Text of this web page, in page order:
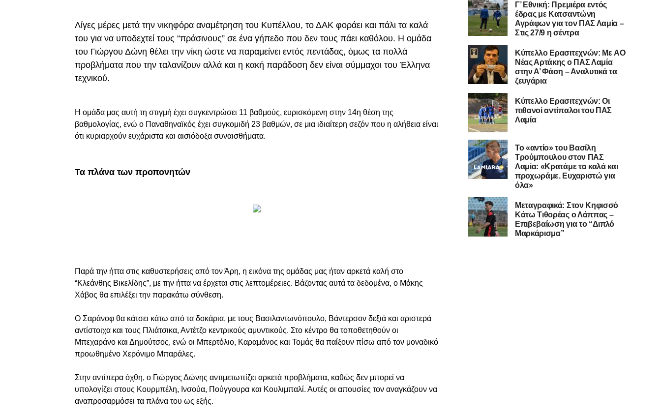
Λίγες μέρες μετά την νικηφόρα αναμέτρηση του Κυπέλλου, το ΔΑΚ φοράει και πάλι τα καλά
του για να υποδεχτεί τους “πράσινους” σε ένα γήπεδο που δεν τους πάει καθόλου. Η ομάδα
του Γιώργου Δώνη θέλει την νίκη ώστε να παραμείνει εντός πεντάδας, όμως τα πολλά
προβλήματα που την ταλανίζουν αλλά και η κακή παράδοση δεν είναι σύμμαχοι του Έλληνα
τεχνικού.
Η ομάδα μας αυτή τη στιγμή έχει συγκεντρώσει 11 βαθμούς, ευρισκόμενη στην 14η θέση της
βαθμολογίας, ενώ ο Παναθηναϊκός έχει συγκομιδή 23 βαθμών, σε μια ιδιαίτερη σεζόν που η αλήθεια είναι
ότι κυριαρχούν ευχάριστα και αισιόδοξα συναισθήματα.
Τα πλάνα των προπονητών
Παρά την ήττα στις καθυστερήσεις από τον Άρη, η εικόνα της ομάδας μας ήταν αρκετά καλή στο
“Κλεάνθης Βικελίδης”, με την ήττα να έρχεται στις λεπτομέρειες. Βάζοντας αυτά τα δεδομένα, ο Μάκης
Χάβος θα επιλέξει την παρακάτω σύνθεση.
Ο Σαράνοφ θα κάτσει κάτω από τα δοκάρια, με τους Βασιλαντωνόπουλο, Βάντερσον δεξιά και αριστερά
αντίστοιχα και τους Πλιάτσικα, Αντέτζο κεντρικούς αμυντικούς. Στο κέντρο θα τοποθετηθούν οι
Μπεχαράνο και Δημούτσος, ενώ οι Μπερτόλιο, Καραμάνος και Τομάς θα παίξουν πίσω από τον μοναδικό
προωθημένο Χερόνιμο Μπαράλες.
Στην αντίπερα όχθη, ο Γιώργος Δώνης αντιμετωπίζει αρκετά προβλήματα, καθώς δεν μπορεί να
υπολογίζει στους Κουρμπέλη, Ινσούα, Πούγγουρα και Κουλιμπαλί. Αυτές οι απουσίες τον αναγκάζουν να
αναπροσαρμόσει τα πλάνα του ως εξής.
Γ’ Εθνική: Πρεμιέρα εντός
έδρας με Κατσαντώνη
Αγράφων για τον ΠΑΣ Λαμία –
Στις 27/9 η σέντρα
Kύπελλο Ερασιτεχνών: Με AO
Nέας Αρτάκης ο ΠΑΣ Λαμία
στην Α’ Φάση – Αναλυτικά τα
ζευγάρια
Κύπελλο Ερασιτεχνών: Οι
πιθανοί αντίπαλοι του ΠΑΣ
Λαμία
Το «αντίο» του Βασίλη
Τρούμπουλου στον ΠΑΣ
Λαμία: «Κρατάμε τα καλά και
προχωράμε. Ευχαριστώ για
όλα»
Μεταγραφικά: Στον Κηφισσό
Κάτω Τιθορέας ο Λάππας –
Επιβεβαίωση για το “Διπλό
Μαρκάρισμα”